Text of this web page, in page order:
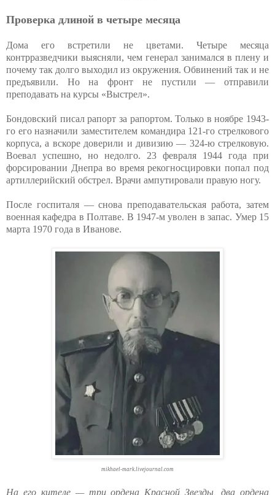
Проверка длиной в четыре месяца
Дома его встретили не цветами. Четыре месяца
контрразведчики выясняли, чем генерал занимался в плену и
почему так долго выходил из окружения. Обвинений так и не
предъявили. Но на фронт не пустили — отправили
преподавать на курсы «Выстрел».
Бондовский писал рапорт за рапортом. Только в ноябре 1943-
го его назначили заместителем командира 121-го стрелкового
корпуса, а вскоре доверили и дивизию — 324-ю стрелковую.
Воевал успешно, но недолго. 23 февраля 1944 года при
форсировании Днепра во время рекогносцировки попал под
артиллерийский обстрел. Врачи ампутировали правую ногу.
После госпиталя — снова преподавательская работа, затем
военная кафедра в Полтаве. В 1947-м уволен в запас. Умер 15
марта 1970 года в Иванове.
mikhael-mark.livejournal.com
На его кителе — три ордена Красной Звезды, два ордена